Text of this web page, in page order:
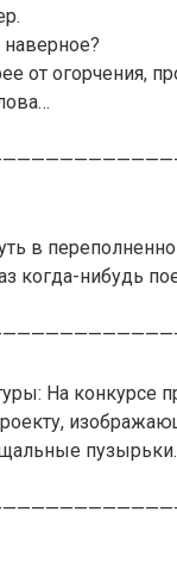
наверное?
от огорчения,
в
когда-нибудь
На конкурсе
пузырьки.